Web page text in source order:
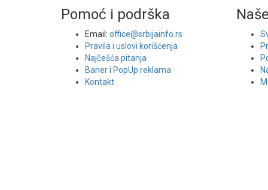
Pomoć i podrška
Email: office@srbijainfo.rs
Pravila i uslovi korišćenja
Najčešća pitanja
Baner i PopUp reklama
Kontakt